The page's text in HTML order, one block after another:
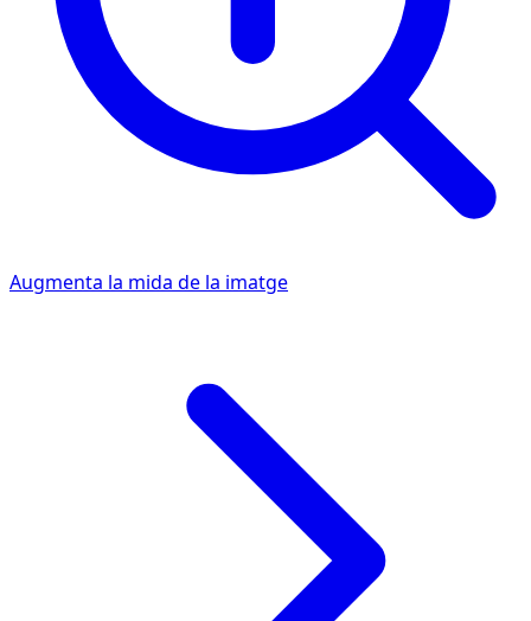
Augmenta la mida de la imatge